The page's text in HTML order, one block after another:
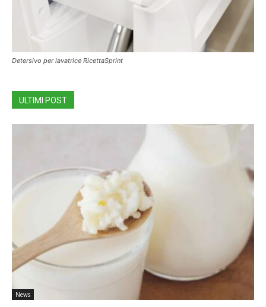
Detersivo per lavatrice RicettaSprint
ULTIMI POST
News